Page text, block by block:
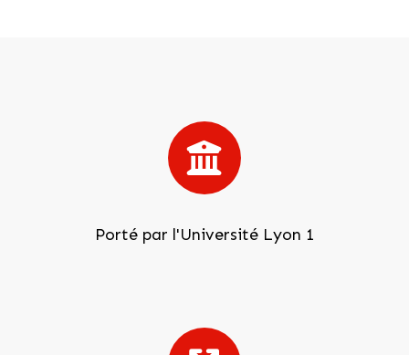
Porté par l'Université Lyon 1